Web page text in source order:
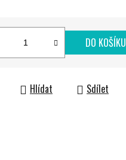
DO KOŠÍKU
Hlídat Sdílet